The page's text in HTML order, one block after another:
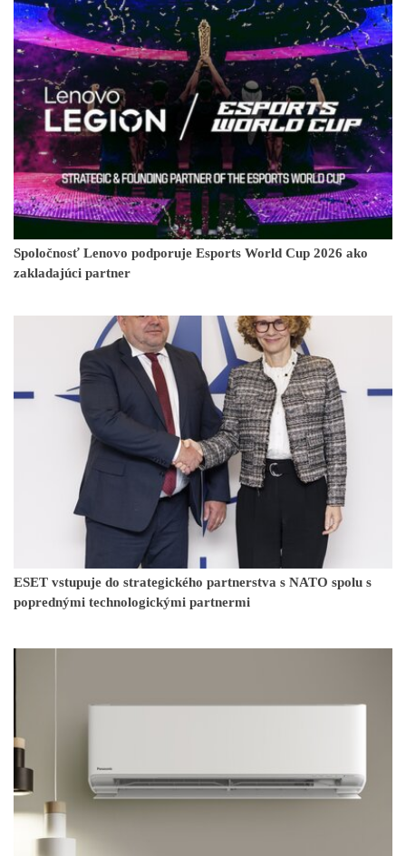
Spoločnosť Lenovo podporuje Esports World Cup 2026 ako
zakladajúci partner
ESET vstupuje do strategického partnerstva s NATO spolu s
poprednými technologickými partnermi